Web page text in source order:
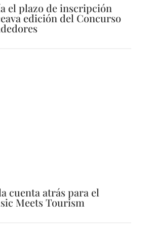
el plazo de inscripción
edición del Concurso
cuenta atrás para el
Meets Tourism